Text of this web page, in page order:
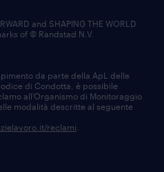
and SHAPING THE WORLD
of © Randstad N.V.
da parte della ApL delle
di Condotta, è possibile
all’Organismo di Monitoraggio
modalità descritte al seguente
reclami